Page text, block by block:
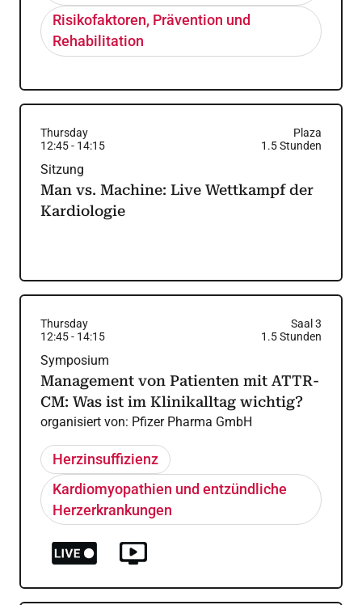
Risikofaktoren, Prävention und
Rehabilitation
Thursday
Plaza
12:45- 14:15 1.5Stunden
Sitzung
Man vs. Machine: Live Wettkampf der
Kardiologie
Thursday
Saal 3
12:45- 14:15 1.5Stunden
Symposium
Management von Patienten mit ATTR-
CM: Was ist im Klinikalltag wichtig?
organisiert von: Pfizer Pharma GmbH
Herzinsuffizienz
Kardiomyopathien und entzündliche
Herzerkrankungen